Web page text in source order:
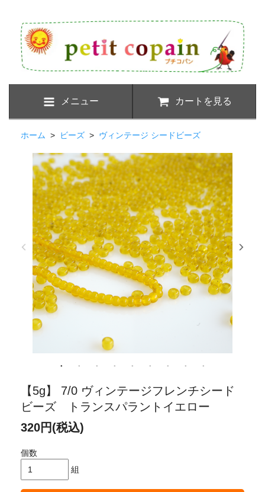
メニュー カートを見る
ホーム > ビーズ > ヴィンテージ シードビーズ
【5g】 7/0 ヴィンテージフレンチシード
ビーズ トランスパラントイエロー
320円(税込)
個数
組